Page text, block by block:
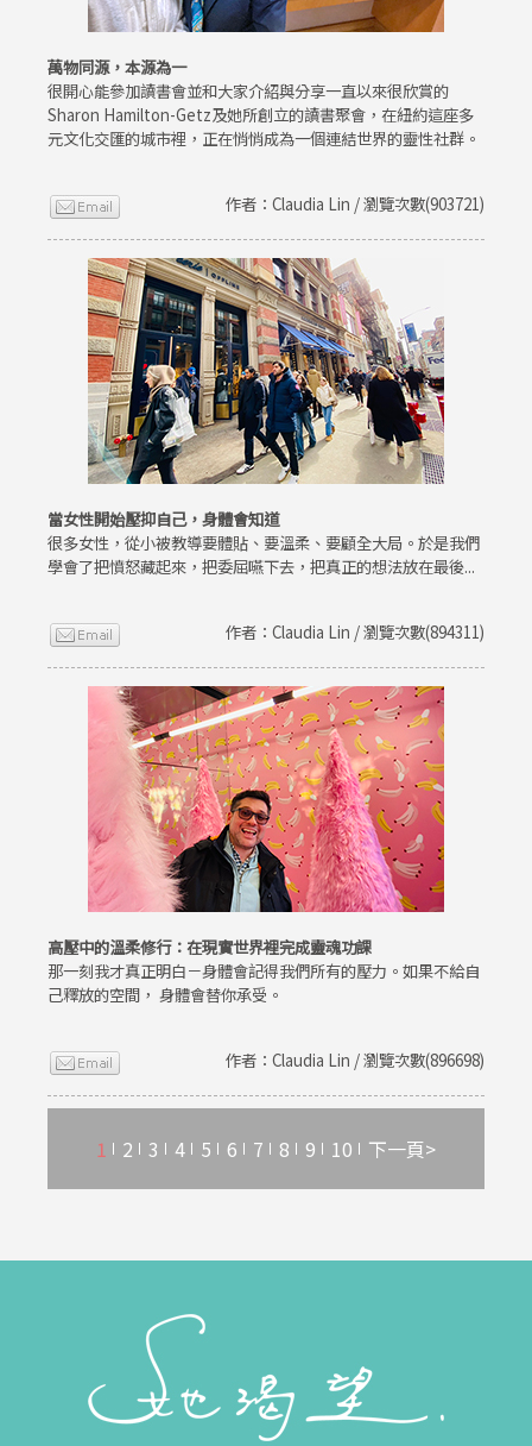
萬物同源，本源為一
很開心能參加讀書會並和大家介紹與分享一直以來很欣賞的
Sharon Hamilton-Getz及她所創立的讀書聚會，在紐約這座多
元文化交匯的城市裡，正在悄悄成為一個連結世界的靈性社群。
作者：Claudia Lin / 瀏覽次數(903721)
當女性開始壓抑自己，身體會知道
很多女性，從小被教導要體貼、要溫柔、要顧全大局。於是我們
學會了把憤怒藏起來，把委屈嚥下去，把真正的想法放在最後...
作者：Claudia Lin / 瀏覽次數(894311)
高壓中的溫柔修行：在現實世界裡完成靈魂功課
那一刻我才真正明白－身體會記得我們所有的壓力。如果不給自
己釋放的空間， 身體會替你承受。
作者：Claudia Lin / 瀏覽次數(896698)
1 2 3 4 5 6 7 8 9 10 下一頁>